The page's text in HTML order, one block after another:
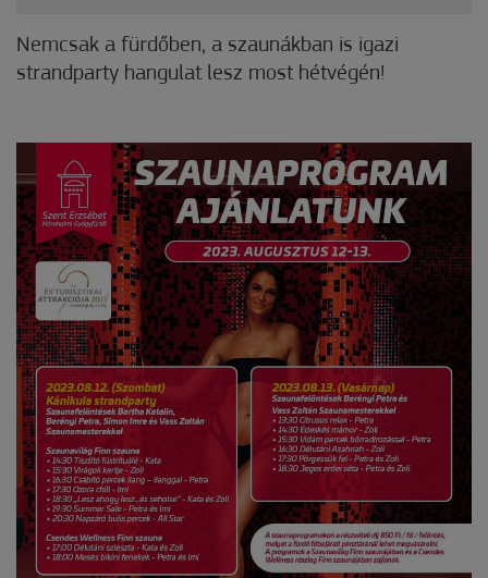
Nemcsak a fürdőben, a szaunákban is igazi
strandparty hangulat lesz most hétvégén!